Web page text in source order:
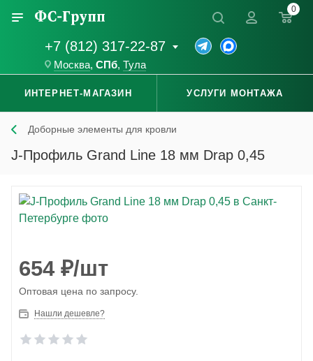
+7 (812) 317-22-87
Москва, СПб, Тула
0
ИНТЕРНЕТ-МАГАЗИН УСЛУГИ МОНТАЖА
Доборные элементы для кровли
J-Профиль Grand Line 18 мм Drap 0,45
654 ₽/шт
Оптовая цена по запросу.
Нашли дешевле?